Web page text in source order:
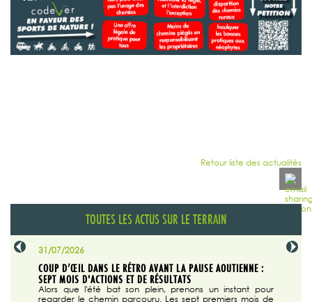
Retour liste des actualités
TOUTES LES ACTUS SUR LE TERRAIN
31/07/2026
COUP D’ŒIL DANS LE RÉTRO AVANT LA PAUSE AOUTIENNE :
SEPT MOIS D'ACTIONS ET DE RÉSULTATS
Alors que l'été bat son plein, prenons un instant pour
regarder le chemin parcouru. Les sept premiers mois de
29/07/